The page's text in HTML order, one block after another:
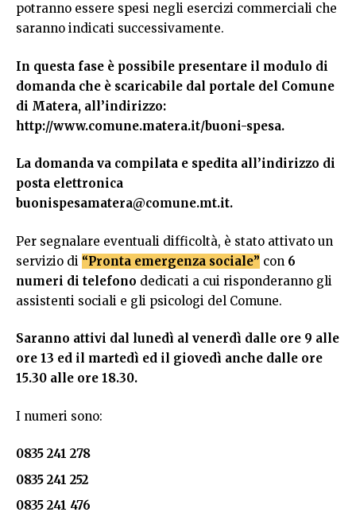
potranno essere spesi negli esercizi commerciali che
saranno indicati successivamente.
In questa fase è possibile presentare il modulo di
domanda che è scaricabile dal portale del Comune
di Matera, all’indirizzo:
http://www.comune.matera.it/buoni-spesa.
La domanda va compilata e spedita all’indirizzo di
posta elettronica
buonispesamatera@comune.mt.it.
Per segnalare eventuali difficoltà, è stato attivato un
servizio di “Pronta emergenza sociale” con 6
numeri di telefono dedicati a cui risponderanno gli
assistenti sociali e gli psicologi del Comune.
Saranno attivi dal lunedì al venerdì dalle ore 9 alle
ore 13 ed il martedì ed il giovedì anche dalle ore
15.30 alle ore 18.30.
I numeri sono:
0835 241 278
0835 241 252
0835 241 476